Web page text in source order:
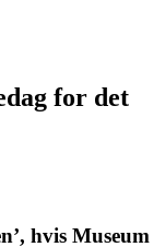
for det
hvis Museum